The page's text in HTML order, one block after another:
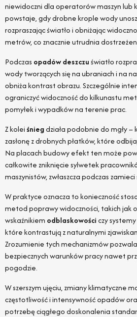
niewidoczni dla operatorów maszyn lub
powstaje, gdy drobne krople wody
rozpraszając światło i obniżając
metrów, co znacznie utrudnia
Podczas opadów deszczuświatło
wody tworzących się na ubraniach i na
obniża kontrast obrazu. Szczególnie
ograniczyć widoczność do kilkunastu
pomyłek i wypadków na terenie prac.
Z koleiśniegdziała podobnie do mgły
zasłonę z drobnych płatków, które
Na placach budowy efekt ten może
całkowite zniknięcie sylwetek
maszynistów, zwłaszcza podczas zamieci
W praktyce oznacza to konieczność
metod poprawy widoczności, takich jak
wskaźnikiem odblaskowościczy
które kontrastują z naturalnymi
Zrozumienie tych mechanizmów
bezpiecznych warunków pracy nawet
pogodzie.
W szerszym ujęciu, zmiany klimatyczne
częstotliwość i intensywność opadów
potrzebę ciągłego doskonalenia